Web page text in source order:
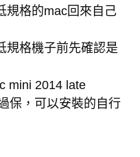
規格的mac回來自己
規格機子前先確認是
mini 2014 late
保，可以安裝的自行